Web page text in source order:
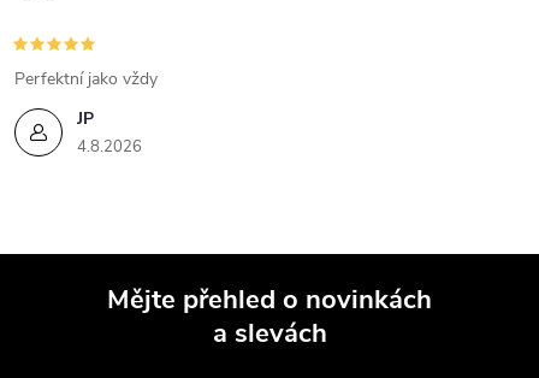
JP
4.8.2026
Perfektní jako vždy
Mějte přehled o novinkách
a slevách